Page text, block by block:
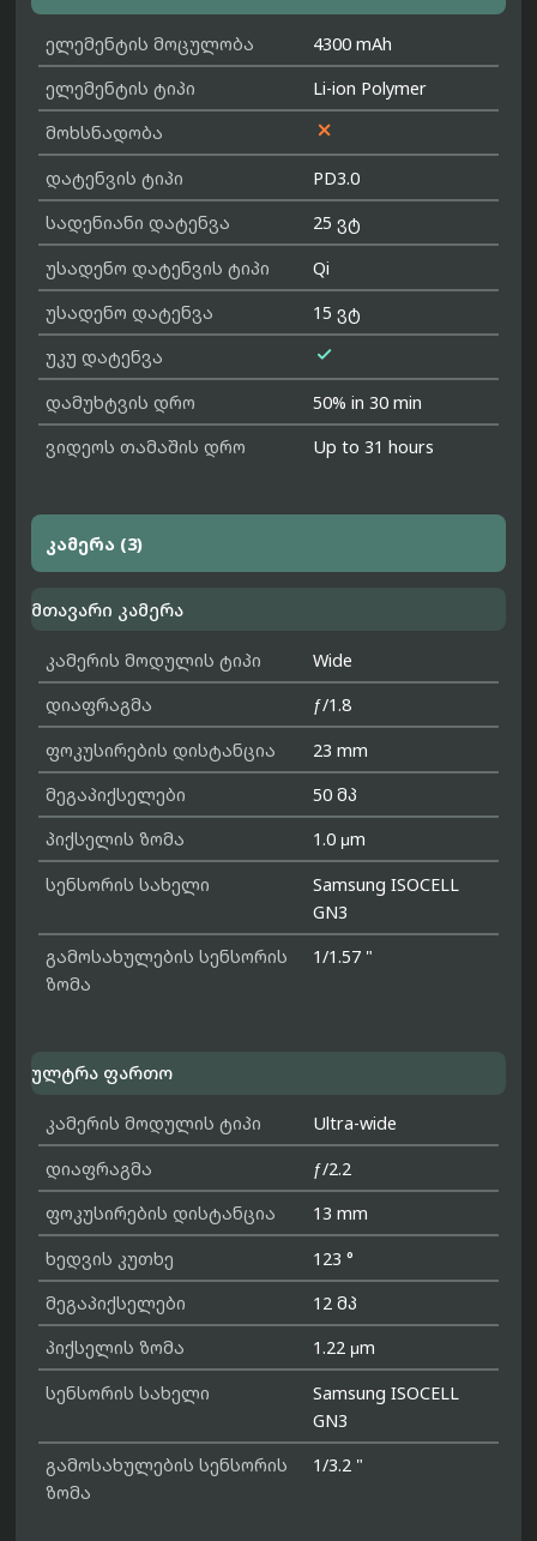
ელემენტის მოცულობა
4300 mAh
ელემენტის ტიპი
Li-ion Polymer
მოხსნადობა

დატენვის ტიპი
PD3.0
სადენიანი დატენვა
25 ვტ
უსადენო დატენვის ტიპი
Qi
უსადენო დატენვა
15 ვტ
უკუ დატენვა

დამუხტვის დრო
50% in 30 min
ვიდეოს თამაშის დრო
Up to 31 hours
კამერა (3)
მთავარი კამერა
კამერის მოდულის ტიპი
Wide
დიაფრაგმა
ƒ/1.8
ფოკუსირების დისტანცია
23 mm
მეგაპიქსელები
50 მპ
პიქსელის ზომა
1.0 μm
სენსორის სახელი
Samsung ISOCELL
GN3
გამოსახულების სენსორის
ზომა
1/1.57 "
ულტრა ფართო
კამერის მოდულის ტიპი
Ultra-wide
დიაფრაგმა
ƒ/2.2
ფოკუსირების დისტანცია
13 mm
ხედვის კუთხე
123 °
მეგაპიქსელები
12 მპ
პიქსელის ზომა
1.22 μm
სენსორის სახელი
Samsung ISOCELL
GN3
გამოსახულების სენსორის
ზომა
1/3.2 "